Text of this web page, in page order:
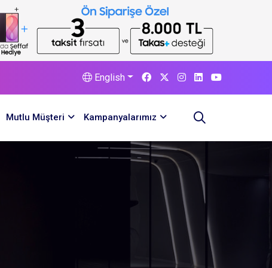
English
Mutlu Müşteri Kampanyalarımız